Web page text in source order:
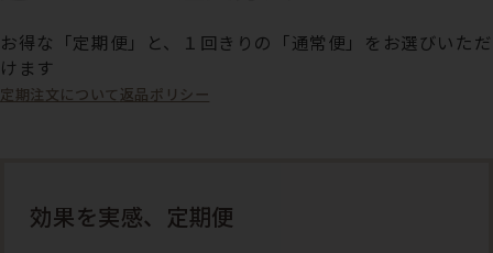
お得な「定期便」と、１回きりの「通常便」をお選びいただ
けます
定期注文について 返品ポリシー
効果を実感、定期便